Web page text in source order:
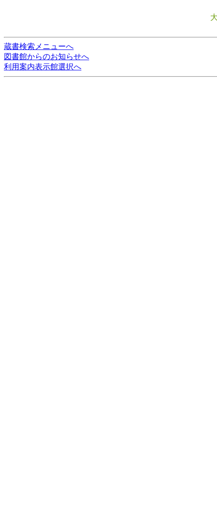
蔵書検索メニューへ
図書館からのお知らせへ
利用案内表示館選択へ